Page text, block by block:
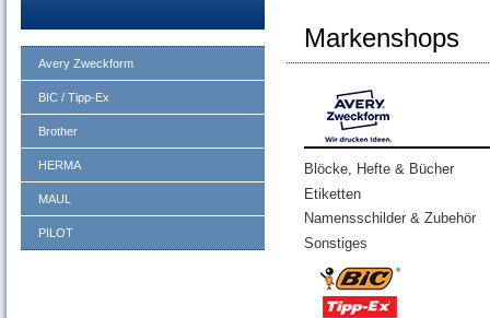
Avery Zweckform
BIC / Tipp-Ex
Brother
HERMA
MAUL
PILOT
Markenshops
Blöcke, Hefte & Bücher
Etiketten
Namensschilder & Zubehör
Sonstiges